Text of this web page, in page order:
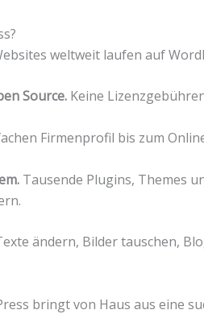
weltweit laufen auf
Source. Keine
Firmenprofil bis zum
Tausende Plugins, Themes
ändern, Bilder tauschen,
bringt von Haus aus eine